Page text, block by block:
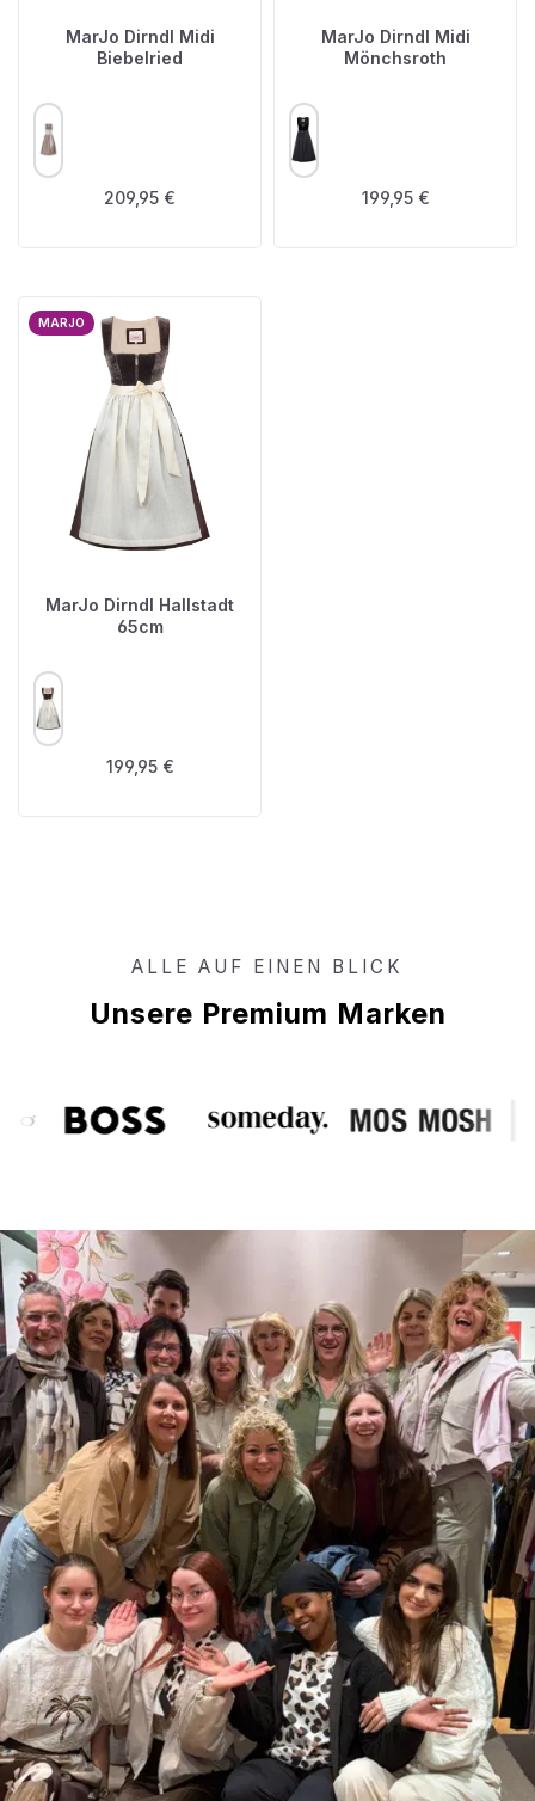
MarJo Dirndl Midi
Biebelried
FARBE
Regulärer Preis:
209,95 €
MarJo Dirndl Midi
Mönchsroth
FARBE
Regulärer Preis:
199,95 €
MARJO
MarJo Dirndl Hallstadt
65cm
FARBE
Regulärer Preis:
199,95 €
ALLE AUF EINEN BLICK
Unsere Premium Marken